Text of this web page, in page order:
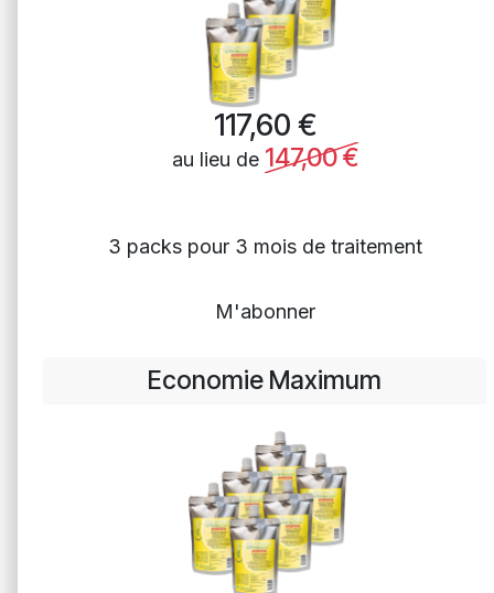
117,60 €
au lieu de 147,00€
3 packs pour 3 mois de traitement
M'abonner
Economie Maximum